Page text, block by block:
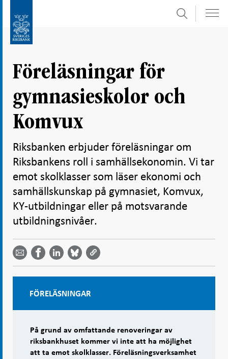
direkt
undersidor
Sök
Föreläsningar för
gymnasieskolor och
Komvux
Riksbanken erbjuder föreläsningar om
Riksbankens roll i samhällsekonomin. Vi tar
emot skolklasser som läser ekonomi och
samhällskunskap på gymnasiet, Komvux,
KY-utbildningar eller på motsvarande
utbildningsnivåer.
Dela
email -
Öppnas
i ny flik
Dela på
Facebook
- Öppnas
Dela på
LinkedIn
-
Öppnas
i ny flik
på
Bluesky
-
på
Twitter
-
FÖRELÄSNINGAR
På grund av omfattande renoveringar av
riksbankhuset kommer vi inte att ha möjlighet
att ta emot skolklasser. Föreläsningsverksamhet